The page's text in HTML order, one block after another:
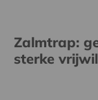
Zalmtrap:
sterke